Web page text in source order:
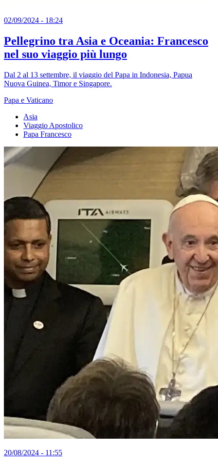
02/09/2024 - 18:24
Pellegrino tra Asia e Oceania: Francesco
nel suo viaggio più lungo
Dal 2 al 13 settembre, il viaggio del Papa in Indonesia, Papua
Nuova Guinea, Timor e Singapore.
Papa e Vaticano
Asia
Viaggio Apostolico
Papa Francesco
20/08/2024 - 11:55